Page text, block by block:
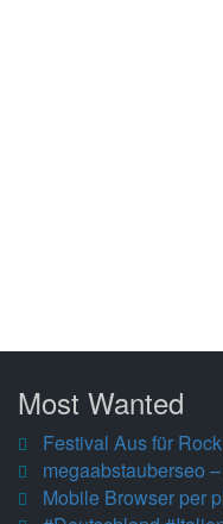
Most Wanted
Festival Aus für
megaabstauberseo
Mobile Browser per